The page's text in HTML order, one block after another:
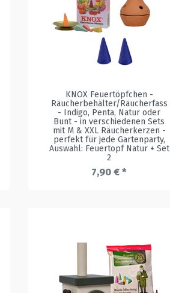
KNOX Feuertöpfchen -
Räucherbehälter/Räucherfass
- Indigo, Penta, Natur oder
Bunt - in verschiedenen Sets
mit M & XXL Räucherkerzen -
perfekt für jede Gartenparty,
Auswahl: Feuertopf Natur + Set
2
7,90 € *